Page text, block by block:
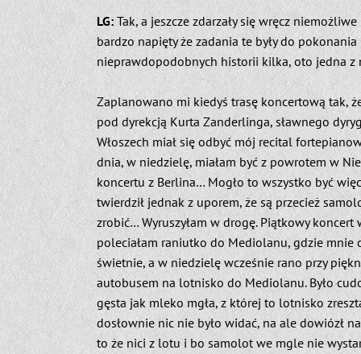
LG:Tak, a jeszcze zdarzały się wręcz
bardzo napięty że zadania te były do
nieprawdopodobnych historii kilka, oto jedna
Zaplanowano mi kiedyś trasę koncertową tak,
pod dyrekcją Kurta Zanderlinga, sławnego
Włoszech miał się odbyć mój recital
dnia, w niedzielę, miałam być z powrotem w
koncertu z Berlina… Mogło to wszystko być
twierdził jednak z uporem, że są przecież
zrobić… Wyruszyłam w drogę. Piątkowy
poleciałam raniutko do Mediolanu, gdzie mnie
świetnie, a w niedzielę wcześnie rano przy
autobusem na lotnisko do Mediolanu. Było
gęsta jak mleko mgła, z której to lotnisko
dosłownie nic nie było widać, na ale dowiózł
to że nici z lotu i bo samolot we mgle nie